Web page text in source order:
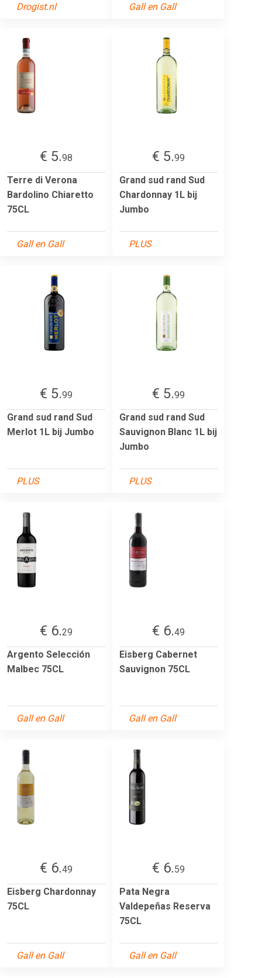
Drogist.nl Gall en Gall
€ 5.98
Terre di Verona
Bardolino Chiaretto
75CL
Gall en Gall
€ 5.99
Grand sud rand Sud
Chardonnay 1L bij
Jumbo
PLUS
€ 5.99
Grand sud rand Sud
Merlot 1L bij Jumbo
PLUS
€ 5.99
Grand sud rand Sud
Sauvignon Blanc 1L bij
Jumbo
PLUS
€ 6.29
Argento Selección
Malbec 75CL
Gall en Gall
€ 6.49
Eisberg Cabernet
Sauvignon 75CL
Gall en Gall
€ 6.49
Eisberg Chardonnay
75CL
Gall en Gall
€ 6.59
Pata Negra
Valdepeñas Reserva
75CL
Gall en Gall